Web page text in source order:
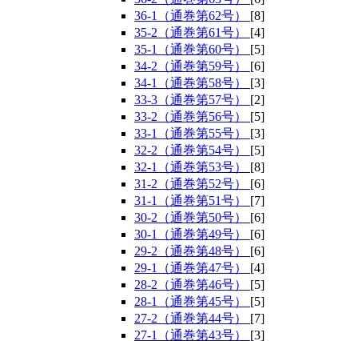
36-1（通巻第62号） [8]
35-2（通巻第61号） [4]
35-1（通巻第60号） [5]
34-2（通巻第59号） [6]
34-1（通巻第58号） [3]
33-3（通巻第57号） [2]
33-2（通巻第56号） [5]
33-1（通巻第55号） [3]
32-2（通巻第54号） [5]
32-1（通巻第53号） [8]
31-2（通巻第52号） [6]
31-1（通巻第51号） [7]
30-2（通巻第50号） [6]
30-1（通巻第49号） [6]
29-2（通巻第48号） [6]
29-1（通巻第47号） [4]
28-2（通巻第46号） [5]
28-1（通巻第45号） [5]
27-2（通巻第44号） [7]
27-1（通巻第43号） [3]